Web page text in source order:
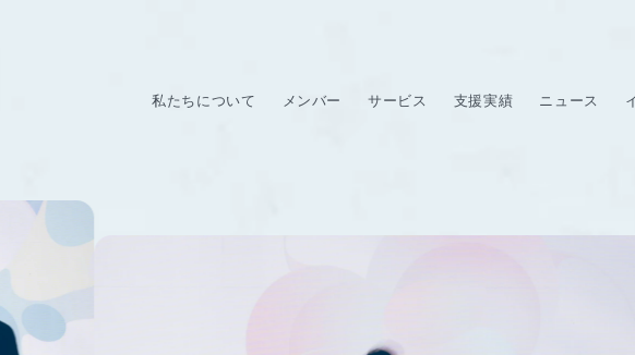
私たちについて メンバー サービス 支援実績 ニュース